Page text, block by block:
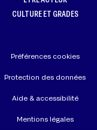
CULTURE ET GRADES
Préférences cookies
Protection des données
Aide & accessibilité
Mentions légales